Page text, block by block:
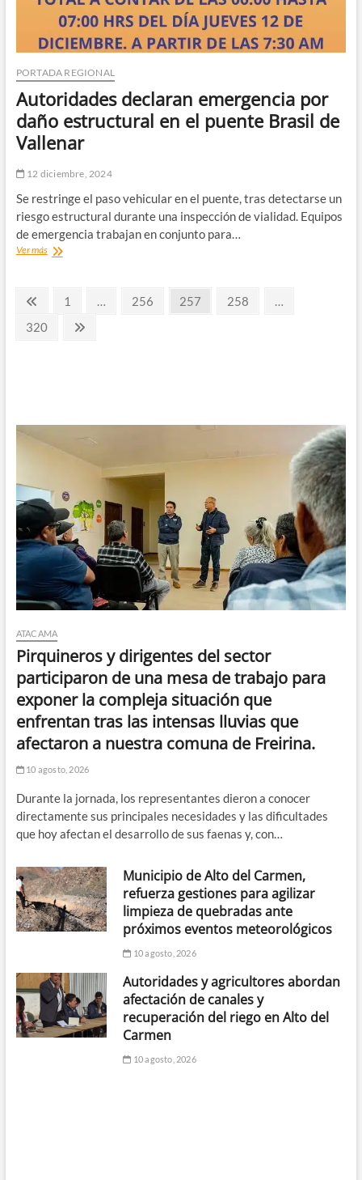
PORTADA REGIONAL
Autoridades declaran emergencia por
daño estructural en el puente Brasil de
Vallenar
12 diciembre, 2024
Se restringe el paso vehicular en el puente, tras detectarse un
riesgo estructural durante una inspección de vialidad. Equipos
de emergencia trabajan en conjunto para…
Ver másAutoridades
daño
estructural
Paginación
de
PáginaPágina
1 … Página
256 Página
257 Página
258
…
Página
320
Página
ATACAMA
Pirquineros y dirigentes del sector
participaron de una mesa de trabajo para
exponer la compleja situación que
enfrentan tras las intensas lluvias que
afectaron a nuestra comuna de Freirina.
10 agosto, 2026
Durante la jornada, los representantes dieron a conocer
directamente sus principales necesidades y las dificultades
que hoy afectan el desarrollo de sus faenas y, con…
Municipio de Alto del Carmen,
refuerza gestiones para agilizar
limpieza de quebradas ante
próximos eventos meteorológicos
10 agosto, 2026
Autoridades y agricultores abordan
afectación de canales y
recuperación del riego en Alto del
Carmen
10 agosto, 2026